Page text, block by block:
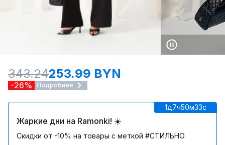
343.24253.99 BYN
-26% Подробнее
1д7ч50м33c
Жаркие дни на Ramonki! ☀️
Скидки от -10% на товары с меткой #СТИЛЬНО